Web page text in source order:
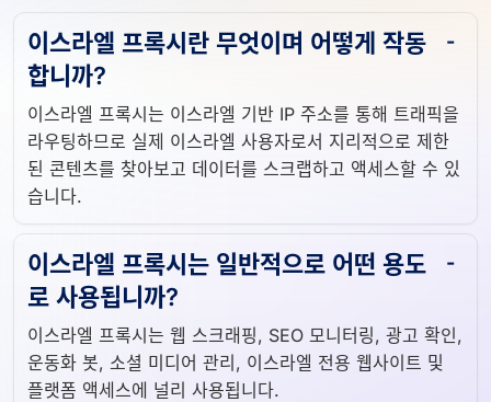
이스라엘 프록시란 무엇이며 어떻게 작동
합니까?
이스라엘 프록시는 이스라엘 기반 IP 주소를 통해 트래픽을
라우팅하므로 실제 이스라엘 사용자로서 지리적으로 제한
된 콘텐츠를 찾아보고 데이터를 스크랩하고 액세스할 수 있
습니다.
이스라엘 프록시는 일반적으로 어떤 용도
로 사용됩니까?
이스라엘 프록시는 웹 스크래핑, SEO 모니터링, 광고 확인,
운동화 봇, 소셜 미디어 관리, 이스라엘 전용 웹사이트 및
플랫폼 액세스에 널리 사용됩니다.